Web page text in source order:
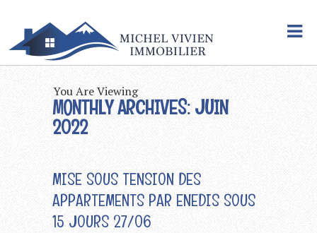
You Are Viewing
MONTHLY ARCHIVES: JUIN
2022
MISE SOUS TENSION DES
APPARTEMENTS PAR ENEDIS SOUS
15 JOURS 27/06